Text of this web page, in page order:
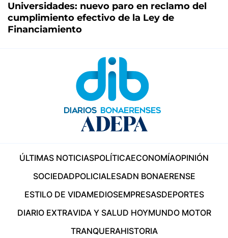
Universidades: nuevo paro en reclamo del
cumplimiento efectivo de la Ley de
Financiamiento
ÚLTIMAS NOTICIASPOLÍTICAECONOMÍAOPINIÓN
SOCIEDADPOLICIALESADN BONAERENSE
ESTILO DE VIDAMEDIOSEMPRESASDEPORTES
DIARIO EXTRAVIDA Y SALUD HOYMUNDO MOTOR
TRANQUERAHISTORIA